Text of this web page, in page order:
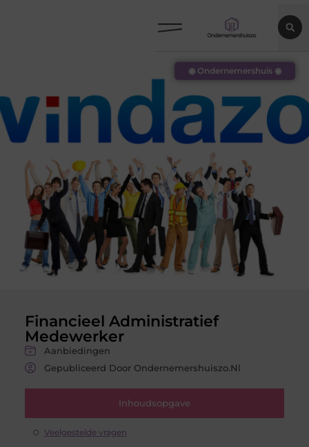
Financieel Administratief
Medewerker
Aanbiedingen
Gepubliceerd Door Ondernemershuiszo.nl
Inhoudsopgave
Veelgestelde vragen
◉ Ondernemershuis ◉